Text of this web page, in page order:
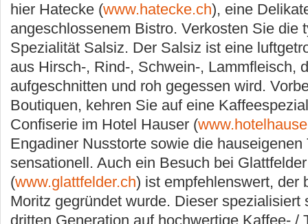
hier Hatecke (www.hatecke.ch), eine
angeschlossenem Bistro. Verkosten Sie die
Spezialität Salsiz. Der Salsiz ist eine
aus Hirsch-, Rind-, Schwein-, Lammfleisch,
aufgeschnitten und roh gegessen wird.
Boutiquen, kehren Sie auf eine
Confiserie im Hotel Hauser (
Engadiner Nusstorte sowie die hauseigenen
sensationell. Auch ein Besuch bei Glattfelder
(www.glattfelder.ch) ist empfehlenswert, der
Moritz gegründet wurde. Dieser spezialisiert
dritten Generation auf hochwertige Kaffee- /